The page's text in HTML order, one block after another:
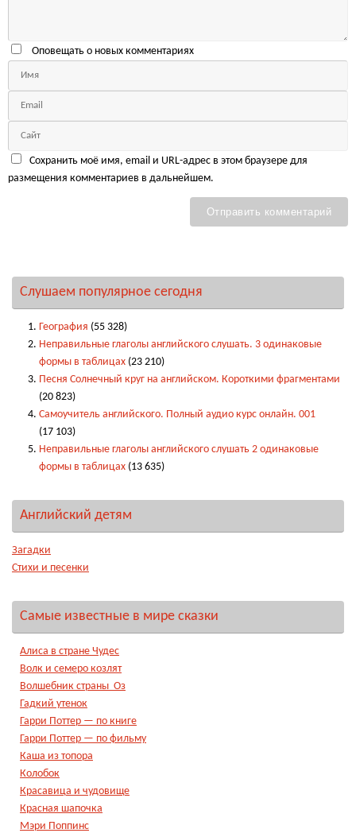
Оповещать о новых комментариях
Сохранить моё имя, email и URL-адрес в этом браузере для
размещения комментариев в дальнейшем.
Слушаем популярное сегодня
География (55 328)
Неправильные глаголы английского слушать. 3 одинаковые
формы в таблицах (23 210)
Песня Солнечный круг на английском. Короткими фрагментами
(20 823)
Самоучитель английского. Полный аудио курс онлайн. 001
(17 103)
Неправильные глаголы английского слушать 2 одинаковые
формы в таблицах (13 635)
Английский детям
Загадки
Стихи и песенки
Самые известные в мире сказки
Алиса в стране Чудес
Волк и семеро козлят
Волшебник страны Оз
Гадкий утенок
Гарри Поттер — по книге
Гарри Поттер — по фильму
Каша из топора
Колобок
Красавица и чудовище
Красная шапочка
Мэри Поппинс